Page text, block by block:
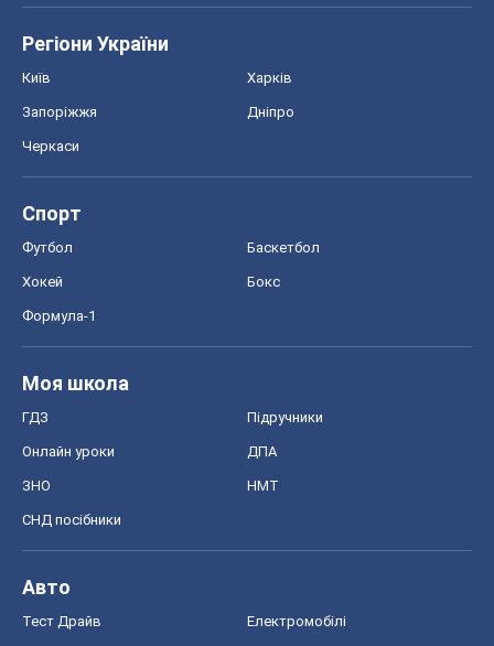
Регіони України
Київ Харків
Запоріжжя Дніпро
Черкаси
Спорт
Футбол Баскетбол
Хокей Бокс
Формула-1
Моя школа
ГДЗ Підручники
Онлайн уроки ДПА
ЗНО НМТ
СНД посібники
Авто
Тест Драйв Електромобілі